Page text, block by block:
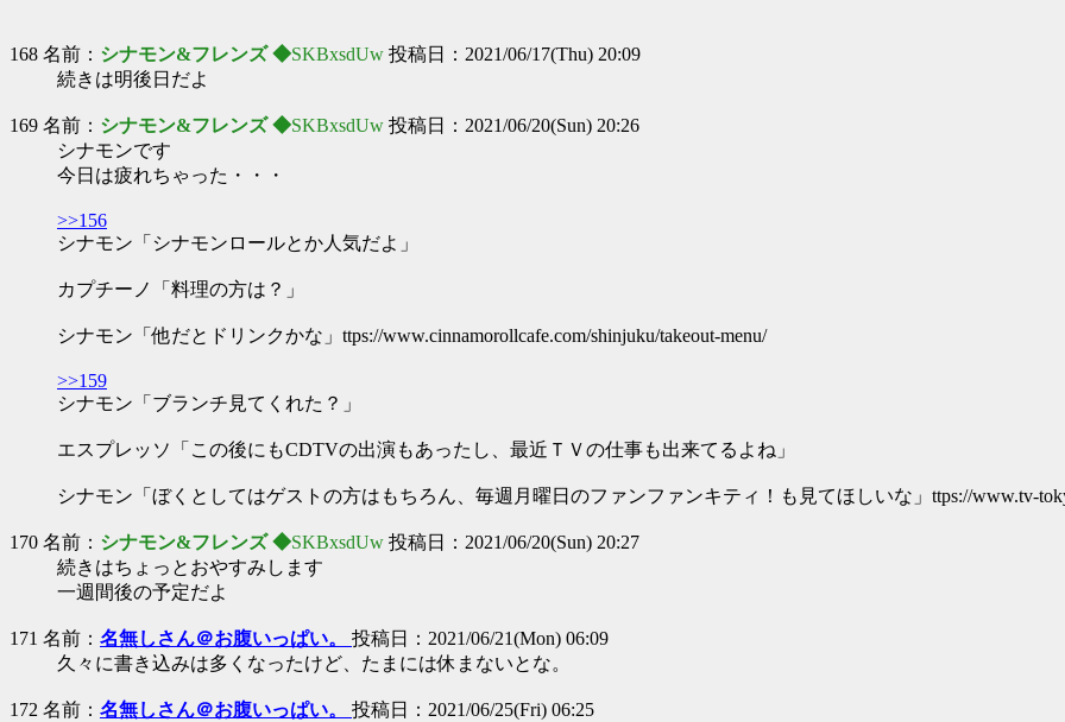
168 名前： シナモン&フレンズ ◆SKBxsdUw 投稿日：2021/06/17(Thu) 20:09
続きは明後日だよ
169 名前： シナモン&フレンズ ◆SKBxsdUw 投稿日：2021/06/20(Sun) 20:26
シナモンです
今日は疲れちゃった・・・
>>156
シナモン「シナモンロールとか人気だよ」
カプチーノ「料理の方は？」
シナモン「他だとドリンクかな」ttps://www.cinnamorollcafe.com/shinjuku/takeout-menu/
>>159
シナモン「ブランチ見てくれた？」
エスプレッソ「この後にもCDTVの出演もあったし、最近ＴＶの仕事も出来てるよね」
シナモン「ぼくとしてはゲストの方はもちろん、毎週月曜日のファンファンキティ！も見てほしいな」ttps://www.tv-
170 名前： シナモン&フレンズ ◆SKBxsdUw 投稿日：2021/06/20(Sun) 20:27
続きはちょっとおやすみします
一週間後の予定だよ
171 名前： 名無しさん＠お腹いっぱい。 投稿日：2021/06/21(Mon) 06:09
久々に書き込みは多くなったけど、たまには休まないとな。
172 名前： 名無しさん＠お腹いっぱい。 投稿日：2021/06/25(Fri) 06:25